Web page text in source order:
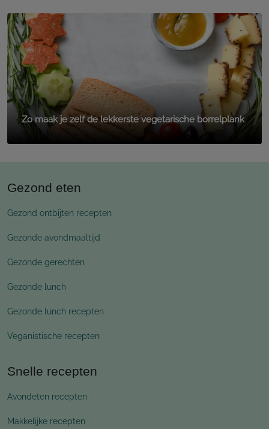
Zo maak je zelf de lekkerste vegetarische borrelplank
Gezond eten
Gezond ontbijten recepten
Gezonde avondmaaltijd
Gezonde gerechten
Gezonde lunch
Gezonde lunch recepten
Veganistische recepten
Snelle recepten
Avondeten recepten
Makkelijke recepten